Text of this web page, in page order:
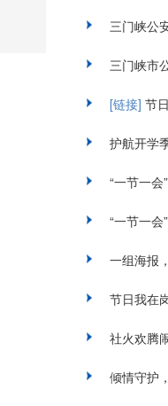
三门峡公
三门峡市
[链接] 节
护航开学
“一节一
“一节一
一组海报
节日我在
社火欢腾
倾情守护